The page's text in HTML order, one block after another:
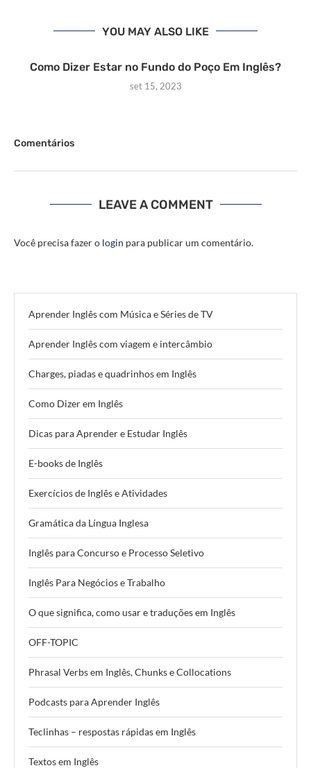
YOU MAY ALSO LIKE
Como Dizer Estar no Fundo do Poço Em Inglês?
set 15, 2023
Comentários
LEAVE A COMMENT
Você precisa fazer o login para publicar um comentário.
Aprender Inglês com Música e Séries de TV
Aprender Inglês com viagem e intercâmbio
Charges, piadas e quadrinhos em Inglês
Como Dizer em Inglês
Dicas para Aprender e Estudar Inglês
E-books de Inglês
Exercícios de Inglês e Atividades
Gramática da Língua Inglesa
Inglês para Concurso e Processo Seletivo
Inglês Para Negócios e Trabalho
O que significa, como usar e traduções em Inglês
OFF-TOPIC
Phrasal Verbs em Inglês, Chunks e Collocations
Podcasts para Aprender Inglês
Teclinhas – respostas rápidas em Inglês
Textos em Inglês